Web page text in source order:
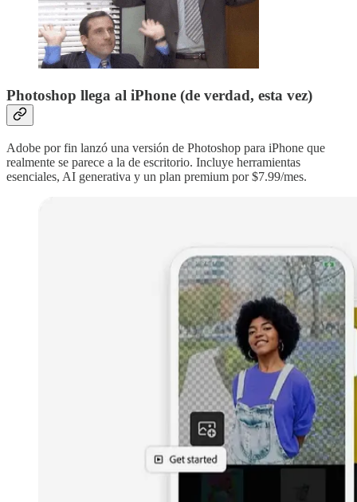
Photoshop llega al iPhone (de verdad, esta vez)
Adobe por fin lanzó una versión de Photoshop para iPhone que
realmente se parece a la de escritorio. Incluye herramientas
esenciales, AI generativa y un plan premium por $7.99/mes.